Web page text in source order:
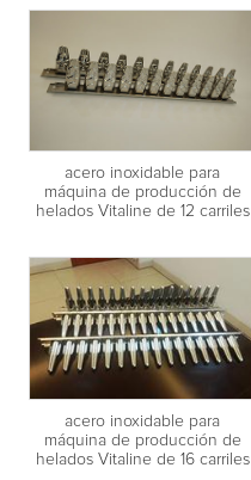
acero inoxidable para
máquina de producción de
helados Vitaline de 12 carriles
acero inoxidable para
máquina de producción de
helados Vitaline de 16 carriles